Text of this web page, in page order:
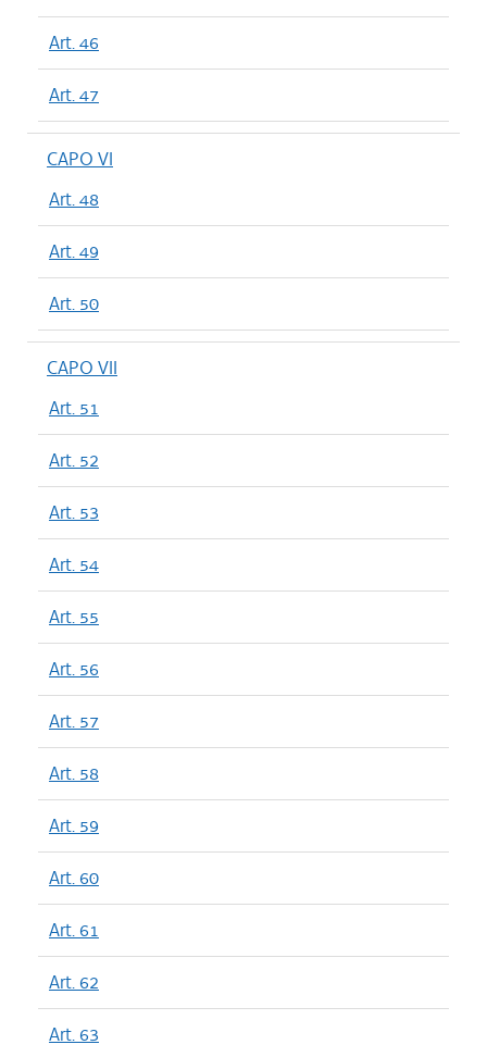
Art. 46
Art. 47
CAPO VI
Art. 48
Art. 49
Art. 50
CAPO VII
Art. 51
Art. 52
Art. 53
Art. 54
Art. 55
Art. 56
Art. 57
Art. 58
Art. 59
Art. 60
Art. 61
Art. 62
Art. 63